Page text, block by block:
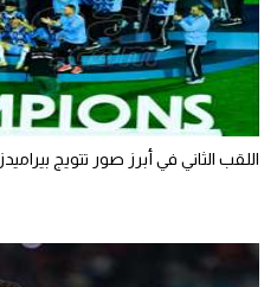
اللقب الثاني في أبرز صور تتويج